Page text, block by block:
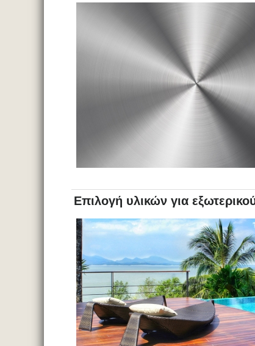
Επιλογή υλικών για